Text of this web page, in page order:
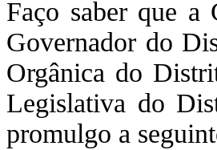
Faço saber que a
Governador do
Orgânica do
Legislativa do
promulgo a